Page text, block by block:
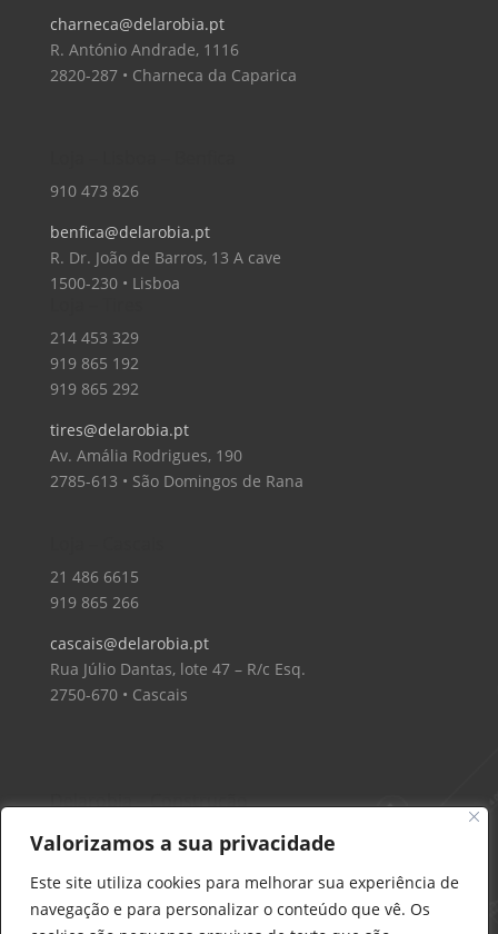
Valorizamos a sua privacidade
Este site utiliza cookies para melhorar sua experiência de
navegação e para personalizar o conteúdo que vê. Os
charneca@delarobia.pt
R. António Andrade, 1116
2820-287 • Charneca da Caparica
910 473 826
benfica@delarobia.pt
R. Dr. João de Barros, 13 A cave
1500-230 • Lisboa
214 453 329
919 865 192
919 865 292
tires@delarobia.pt
Av. Amália Rodrigues, 190
2785-613 • São Domingos de Rana
21 486 6615
919 865 266
cascais@delarobia.pt
Rua Júlio Dantas, lote 47 – R/c Esq.
2750-670 • Cascais
Delarobia – Construção
912 441 514
construcao@delarobia.pt
R. António Andrade, 1171
2820-287 • Charneca de Caparica